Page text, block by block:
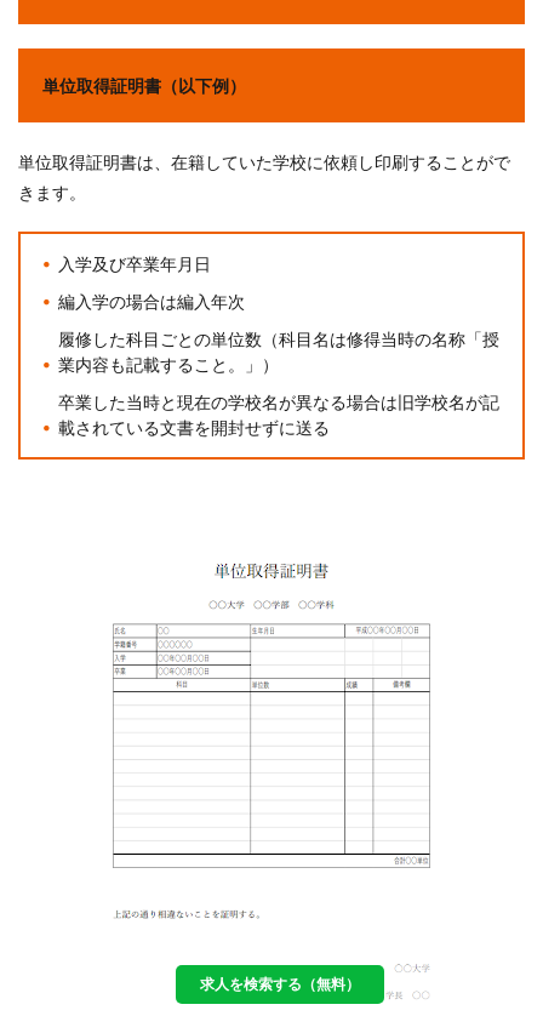
求人を検索する（無料）
単位取得証明書（以下例）
単位取得証明書は、在籍していた学校に依頼し印刷することがで
きます。
入学及び卒業年月日
編入学の場合は編入年次
履修した科目ごとの単位数（科目名は修得当時の名称「授
業内容も記載すること。」）
卒業した当時と現在の学校名が異なる場合は旧学校名が記
載されている文書を開封せずに送る